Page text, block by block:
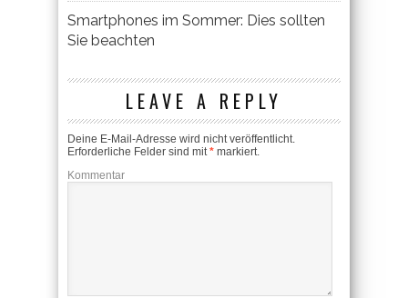
Smartphones im Sommer: Dies sollten
Sie beachten
LEAVE A REPLY
Deine E-Mail-Adresse wird nicht veröffentlicht.
Erforderliche Felder sind mit* markiert.
Kommentar